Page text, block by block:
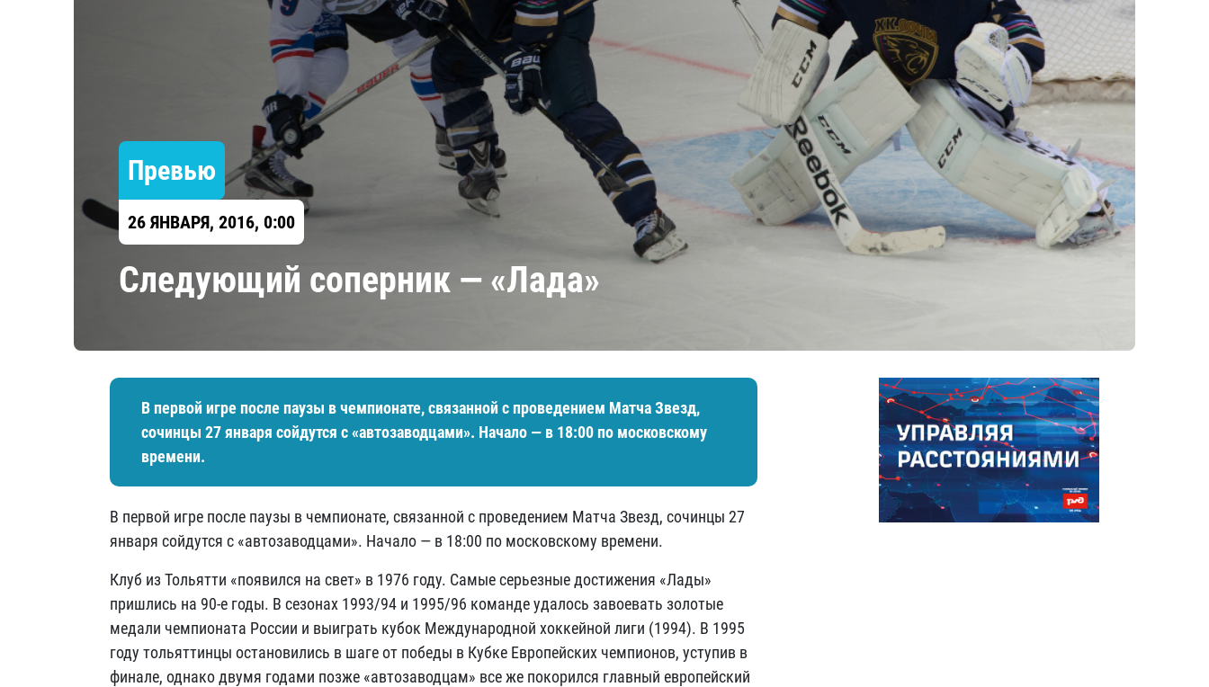
Локомотив
Северсталь
Шанхайские Драконы
Амур
Барыс
Салават Юлаев
Сибирь
Превью
26 ЯНВАРЯ, 2016, 0:00
Следующий соперник — «Лада»
В первой игре после паузы в чемпионате, связанной с проведением Матча Звезд,
сочинцы 27 января сойдутся с «автозаводцами». Начало — в 18:00 по московскому
времени.
В первой игре после паузы в чемпионате, связанной с проведением Матча Звезд, сочинцы 27
января сойдутся с «автозаводцами». Начало — в 18:00 по московскому времени.
Клуб из Тольятти «появился на свет» в 1976 году. Самые серьезные достижения «Лады»
пришлись на 90-е годы. В сезонах 1993/94 и 1995/96 команде удалось завоевать золотые
медали чемпионата России и выиграть кубок Международной хоккейной лиги (1994). В 1995
году тольяттинцы остановились в шаге от победы в Кубке Европейских чемпионов, уступив в
финале, однако двумя годами позже «автозаводцам» все же покорился главный европейский